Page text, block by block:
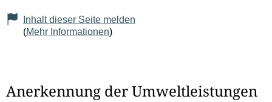
Inhalt dieser Seite melden
(Mehr Informationen)
Anerkennung der Umweltleistungen